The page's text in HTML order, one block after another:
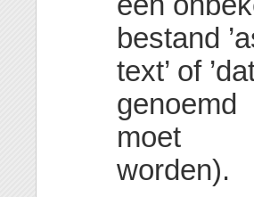
bestand
text’ of
genoemd
moet
worden).